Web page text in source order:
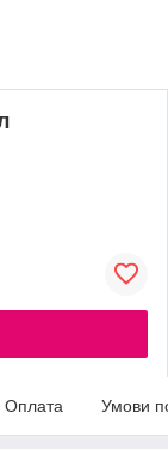
Оплата Умови